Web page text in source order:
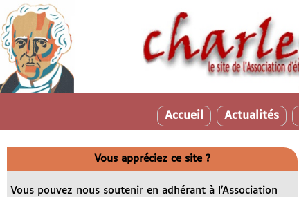
Accueil Actualités
Vous appréciez ce site ?
Vous pouvez nous soutenir en adhérant à l’Association